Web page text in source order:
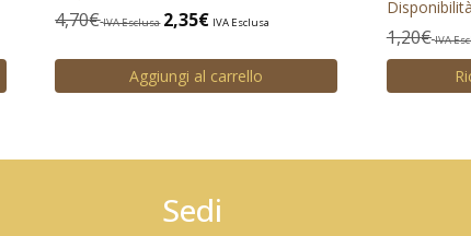
4,70€ IVA Esclusa 2,35€ IVA Esclusa
Aggiungi al carrello
1,20€ IVA
Sedi